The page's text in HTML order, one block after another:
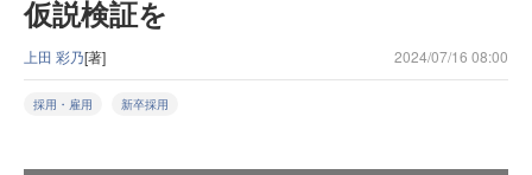
仮説検証を
上田 彩乃[著] 2024/07/16 08:00
採用・雇用 新卒採用